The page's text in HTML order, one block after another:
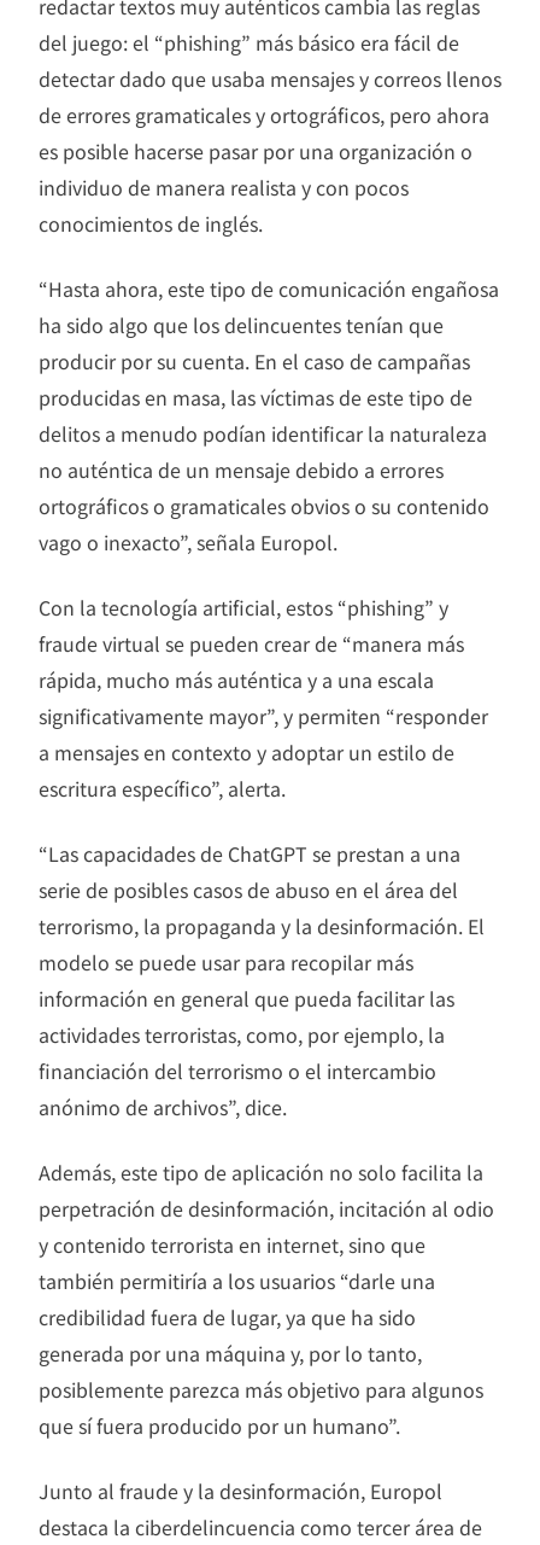
redactar textos muy auténticos cambia las reglas
del juego: el “phishing” más básico era fácil de
detectar dado que usaba mensajes y correos llenos
de errores gramaticales y ortográficos, pero ahora
es posible hacerse pasar por una organización o
individuo de manera realista y con pocos
conocimientos de inglés.
“Hasta ahora, este tipo de comunicación engañosa
ha sido algo que los delincuentes tenían que
producir por su cuenta. En el caso de campañas
producidas en masa, las víctimas de este tipo de
delitos a menudo podían identificar la naturaleza
no auténtica de un mensaje debido a errores
ortográficos o gramaticales obvios o su contenido
vago o inexacto”, señala Europol.
Con la tecnología artificial, estos “phishing” y
fraude virtual se pueden crear de “manera más
rápida, mucho más auténtica y a una escala
significativamente mayor”, y permiten “responder
a mensajes en contexto y adoptar un estilo de
escritura específico”, alerta.
“Las capacidades de ChatGPT se prestan a una
serie de posibles casos de abuso en el área del
terrorismo, la propaganda y la desinformación. El
modelo se puede usar para recopilar más
información en general que pueda facilitar las
actividades terroristas, como, por ejemplo, la
financiación del terrorismo o el intercambio
anónimo de archivos”, dice.
Además, este tipo de aplicación no solo facilita la
perpetración de desinformación, incitación al odio
y contenido terrorista en internet, sino que
también permitiría a los usuarios “darle una
credibilidad fuera de lugar, ya que ha sido
generada por una máquina y, por lo tanto,
posiblemente parezca más objetivo para algunos
que sí fuera producido por un humano”.
Junto al fraude y la desinformación, Europol
destaca la ciberdelincuencia como tercer área de